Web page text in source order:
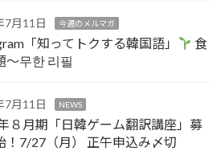
7月11日 今週のメルマガ
「知ってトクする韓国語」
食
～무한 리필
7月11日 NEWS
８月期「日韓ゲーム翻訳講座」募
！7/27（月） 正午申込み〆切